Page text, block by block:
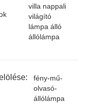
villa nappali
világító
lámpa álló
állólámpa
fény-mű-
olvasó-
állólámpa